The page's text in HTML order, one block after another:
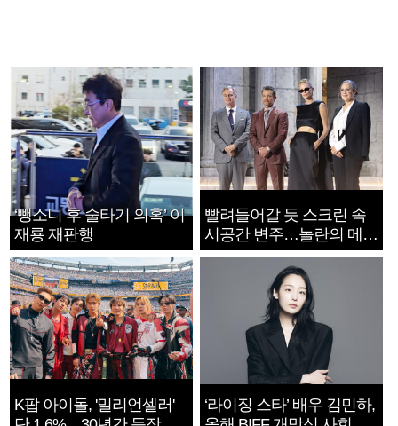
‘뺑소니 후 술타기 의혹’ 이
재룡 재판행
빨려들어갈 듯 스크린 속
시공간 변주…놀란의 메시
지는 ‘전쟁 속죄’
K팝 아이돌, '밀리언셀러'
‘라이징 스타’ 배우 김민하,